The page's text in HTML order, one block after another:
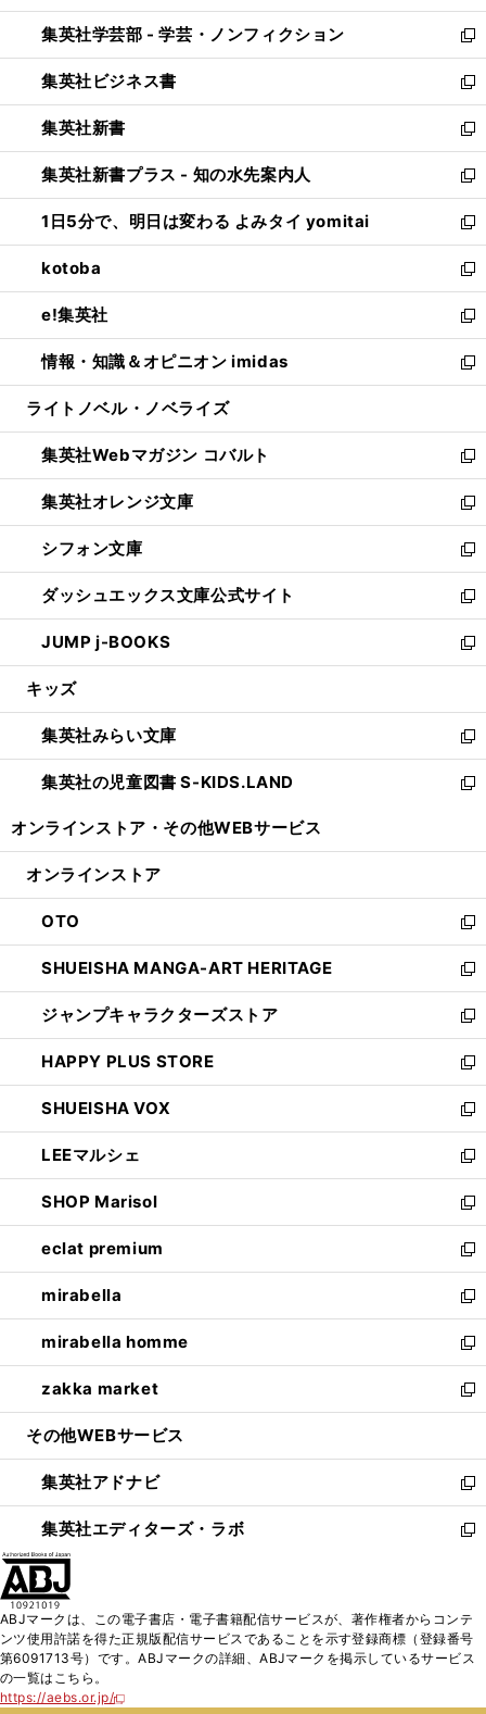
開
く
ウ
で
開
く
ン
ド
ウ
で
開
く
ウ
ィ
ン
ド
ウ
で
開
く
集英社学芸部 - 学芸・ノンフィクション
新
し
い
ウ
ィ
ン
ド
ウ
で
開
く
集英社ビジネス書
新
し
い
ウ
ィ
ン
ド
ウ
で
開
く
集英社新書
新
し
い
ウ
ィ
ン
ド
ウ
で
開
く
集英社新書プラス - 知の水先案内人
新
し
い
ウ
ィ
ン
ド
ウ
で
開
1日5分で、明日は変わる よみタイ yomitai
新
し
い
ウ
ィ
ン
ド
ウ
開
く
kotoba
新
し
い
ウ
ィ
ン
ウ
で
開
く
e!集英社
新
し
い
ウ
ン
ド
ウ
で
開
く
情報・知識＆オピニオン imidas
新
し
ウ
ィ
ン
ド
ウ
で
開
く
ライトノベル・ノベライズ
集英社Webマガジン コバルト
新
し
い
ウ
ィ
ン
ド
ウ
で
開
集英社オレンジ文庫
新
し
い
ウ
ィ
ン
ド
ウ
開
く
シフォン文庫
新
し
い
ウ
ィ
ン
ウ
で
開
く
ダッシュエックス文庫公式サイト
新
し
い
ウ
ン
ド
ウ
で
JUMP j-BOOKS
新
し
ウ
ィ
ン
ド
開
キッズ
集英社みらい文庫
新
し
い
ン
ウ
で
開
く
集英社の児童図書 S-KIDS.LAND
新
ウ
ン
ド
ウ
で
開
く
オンラインストア・ その他WEBサービス
オンラインストア
OTO
新
し
い
ウ
ィ
ン
ド
ウ
で
開
く
SHUEISHA MANGA-ART HERITAGE
新
し
い
ウ
ィ
ン
ド
ウ
で
開
く
ジャンプキャラクターズストア
新
し
い
ウ
ィ
ン
ド
ウ
で
開
く
HAPPY PLUS STORE
新
し
い
ウ
ィ
ン
ド
ウ
で
開
く
SHUEISHA VOX
新
し
い
ウ
ィ
ン
ド
ウ
で
開
く
LEEマルシェ
新
し
い
ウ
ィ
ン
ド
ウ
で
開
く
SHOP Marisol
新
し
い
ウ
ィ
ン
ド
ウ
で
開
eclat premium
新
し
い
ウ
ィ
ン
ド
ウ
開
く
mirabella
新
し
い
ウ
ィ
ン
ウ
で
開
く
mirabella homme
新
し
い
ウ
ン
ド
ウ
で
zakka market
新
し
ウ
ィ
ン
ド
く
その他WEBサービス
集英社アドナビ
新
し
い
ド
ウ
で
集英社エディターズ・ラボ
新
ィ
ン
ABJマークは、この電子書店・電子書籍配信サービスが、著作権者からコンテ
ンツ使用許諾を得た正規版配信サービスであることを示す登録商標（登録番号
第6091713号）です。ABJマークの詳細、ABJマークを掲示しているサービス
の一覧はこちら。
https://aebs.or.jp/
新